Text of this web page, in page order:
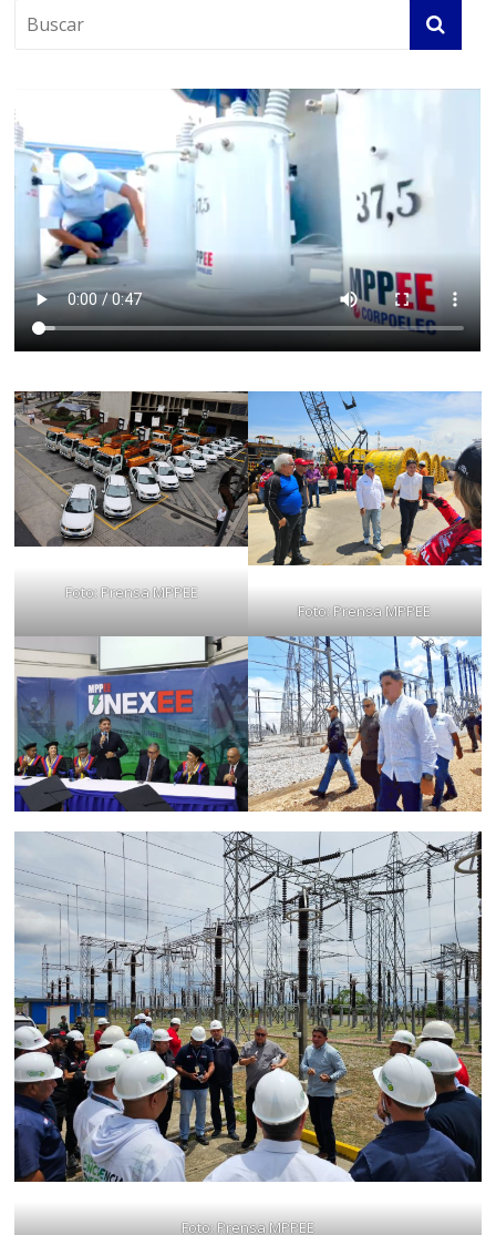
Foto: Prensa MPPEE
Foto: Prensa MPPEE
Foto: Prensa MPPEE